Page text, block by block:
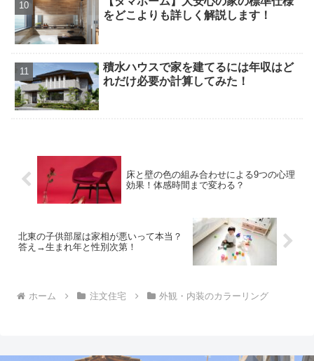
をどこよりも詳しく解説します！
積水ハウスで家を建てるには年収はど
れだけ必要か計算してみた！
床と壁の色の組み合わせによる9つの心理
効果！体感時間まで変わる？
北東の子供部屋は家相が悪いって本当？
答え→生まれ年と性別次第！
ホーム 注文住宅 外観・内装のカラーリング